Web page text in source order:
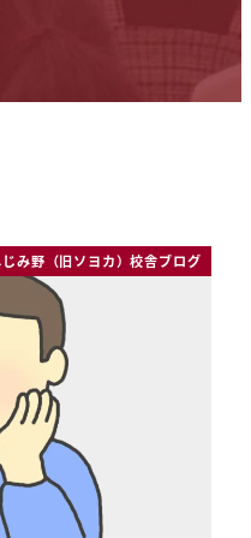
み野（旧ソヨカ）校舎ブログ